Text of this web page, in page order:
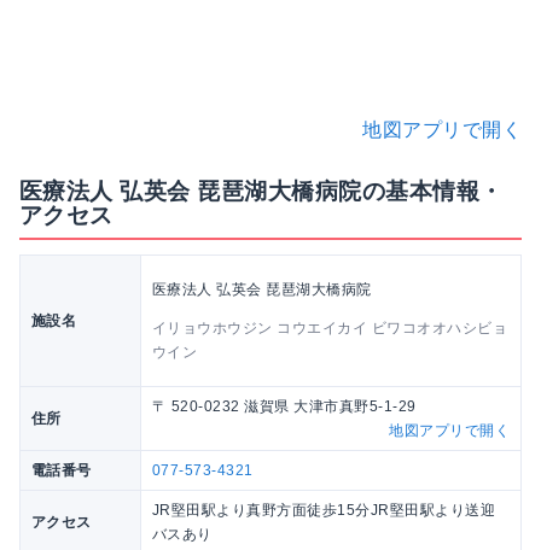
地図アプリで開く
医療法人 弘英会 琵琶湖大橋病院の基本情報・
アクセス
施設名
医療法人 弘英会 琵琶湖大橋病院
イリョウホウジン コウエイカイ ビワコオオハシビョ
ウイン
住所
〒 520-0232 滋賀県 大津市真野5-1-29
地図アプリで開く
電話番号 077-573-4321
アクセス
JR堅田駅より真野方面徒歩15分JR堅田駅より送迎
バスあり